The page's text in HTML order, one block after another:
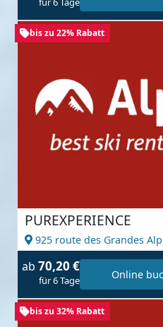
bis zu 22% Rabatt
PUREXPERIENCE
925 route des Grandes
ab 70,20 €
für 6 Tage Online
bis zu 32% Rabatt